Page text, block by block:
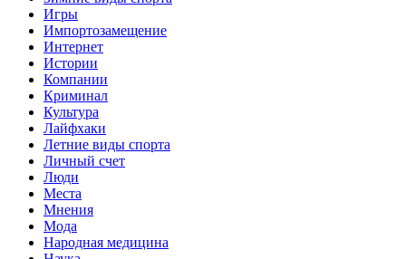
Игры
Импортозамещение
Интернет
Истории
Компании
Криминал
Культура
Лайфхаки
Летние виды спорта
Личный счет
Люди
Места
Мнения
Мода
Народная медицина